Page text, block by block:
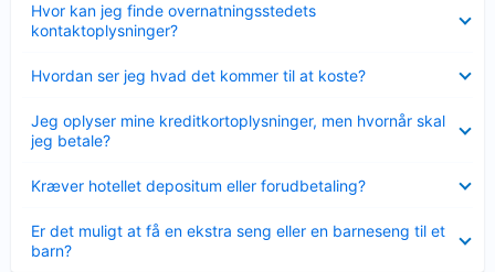
Hvor kan jeg finde overnatningsstedets
kontaktoplysninger?
Hvordan ser jeg hvad det kommer til at koste?
Jeg oplyser mine kreditkortoplysninger, men hvornår skal
jeg betale?
Kræver hotellet depositum eller forudbetaling?
Er det muligt at få en ekstra seng eller en barneseng til et
barn?